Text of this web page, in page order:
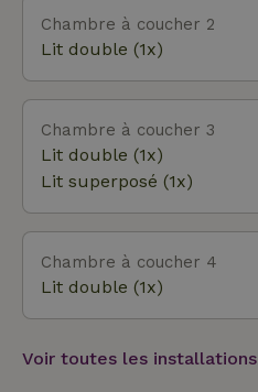
Chambre à coucher 2
Lit double (1x)
Chambre à coucher 3
Lit double (1x)
Lit superposé (1x)
Chambre à coucher 4
Lit double (1x)
Voir toutes les installations